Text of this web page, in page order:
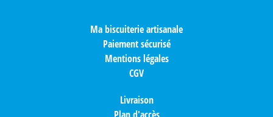
Ma biscuiterie artisanale
Paiement sécurisé
Mentions légales
CGV
Livraison